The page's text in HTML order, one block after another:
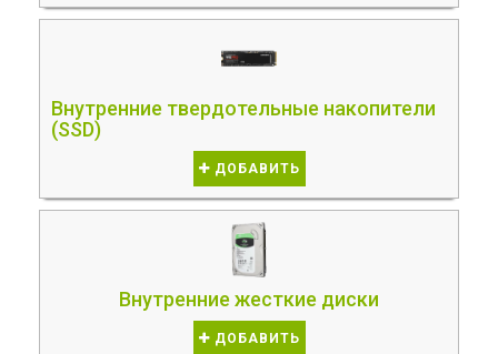
Внутренние твердотельные накопители
(SSD)
ДОБАВИТЬ
Внутренние жесткие диски
ДОБАВИТЬ